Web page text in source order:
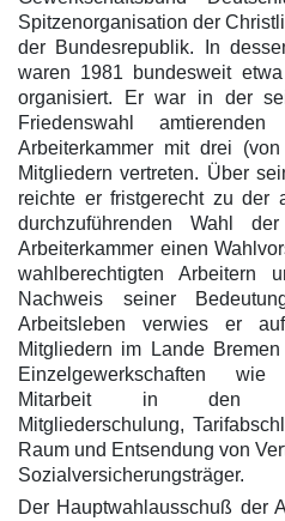
Spitzenorganisation der
der Bundesrepublik. In
waren 1981 bundesweit
organisiert. Er war in der
Friedenswahl
Arbeiterkammer mit drei
Mitgliedern vertreten. Über
reichte er fristgerecht zu der
durchzuführenden Wahl
Arbeiterkammer einen
wahlberechtigten Arbeitern
Nachweis seiner
Arbeitsleben verwies er
Mitgliedern im Lande
Einzelgewerkschaften wie
Mitarbeit in den
Mitgliederschulung,
Raum und Entsendung von
Sozialversicherungsträger.
Der Hauptwahlausschuß der